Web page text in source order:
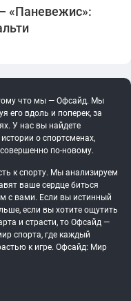
«Паневежис»:
что мы — Офсайд. Мы
его вдоль и поперек, за
У нас вы найдете
о спортсменах,
по-новому.
к спорту. Мы анализируем
ваше сердце биться
с вами. Если вы истинный
если вы хотите ощутить
и страсти, то Офсайд —
спорта, где каждый
к игре. Офсайд: Мир